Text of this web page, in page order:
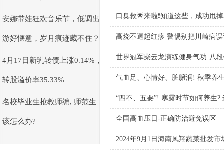
安娜带娃狂欢音乐节，低调出
游好惬意，岁月痕迹藏不住？
4月17日新乳转债上涨0.14%，
转股溢价率35.33%
名校毕业生抢教师编, 师范生
该怎么办?
口臭救🌟来啦❗️知道这些，成功甩
高烧不退起红疹 警惕别把川崎病
世界冠军柴云龙演练健身气功·八
气血足、心情好、脏腑润! 秋季养
“四不、五要”! 寒露时节如何养生?
全国高血压日-正确防治避免误区
2024年9月1日海南凤翔蔬菜批发